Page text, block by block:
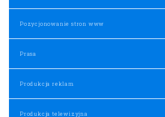
Pozycjonowanie stron www
Prasa
Produkcja reklam
Produkcja telewizyjna